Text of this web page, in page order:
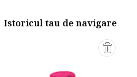
Istoricul tau de navigare